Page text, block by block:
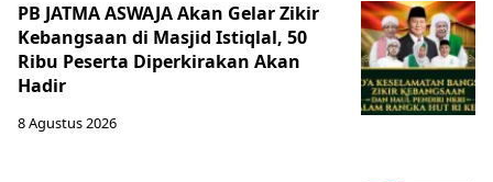
PB JATMA ASWAJA Akan Gelar Zikir
Kebangsaan di Masjid Istiqlal, 50
Ribu Peserta Diperkirakan Akan
Hadir
8 Agustus 2026